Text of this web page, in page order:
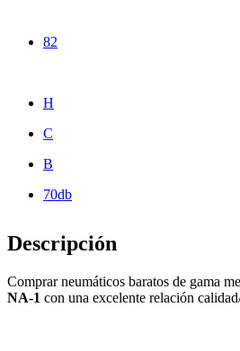
82
H
C
B
70db
Descripción
Comprar neumáticos baratos de gama
NA-1 con una excelente relación